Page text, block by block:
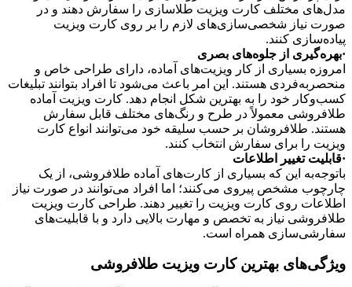
مدل‌های مختلف کارت ویزیت طلاسازی را سفارش دهند و در
صورت نیاز شخصی‌سازی‌های لازم را بر روی کارت ویزیت
پیاده‌سازی کنند.
·بهره‌گیری از جلوه‌های بصری
امروزه بسیاری از کار ویزیت‌های آماده، دارای طراحی خاص و
منحصربه‌فردی هستند. این امر باعث می‌شود تا افراد بتوانند تبلیغات
کسب‌وکار خود را به بهترین شکل انجام دهد. کارت ویزیت آماده
طلافروشی معمولاً در طرح و رنگ‌های مختلف قابل سفارش
هستند. طلافروشان بر حسب سلیقه خود می‌توانند انواع کارت
ویزیت را برای سفارش انتخاب کنند.
·قابلیت تغییر اطلاعات
باتوجه‌به این که بسیاری از کارت‌های آماده طلافروشی، از یک
چارچوب مشخص پیروی می‌کنند؛ اما افراد می‌توانند در صورت نیاز
اطلاعات روی کارت ویزیت را تغییر دهند. طراحی کارت ویزیت
طلافروشی نیاز به تخصص و مهارت بالایی دارد و با قابلیت‌های
سفارشی‌سازی همراه است.
ویژگی‌های بهترین کارت ویزیت طلافروشی